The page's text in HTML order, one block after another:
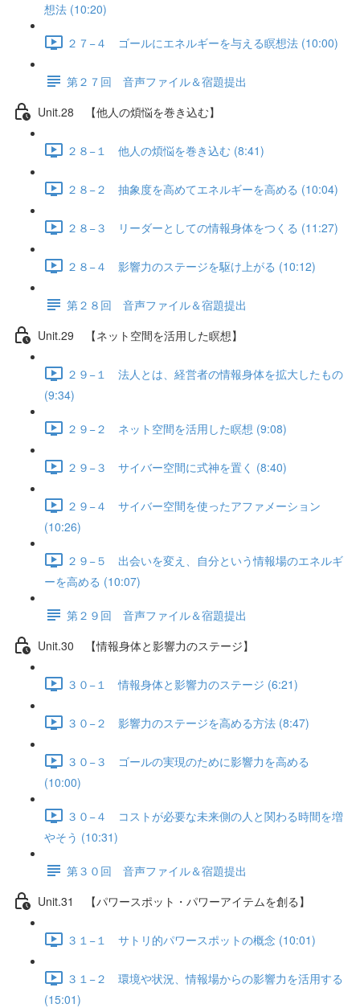
想法 (10:20)
２７−４ ゴールにエネルギーを与える瞑想法 (10:00)
第２７回 音声ファイル＆宿題提出
Unit.28 【他人の煩悩を巻き込む】
２８−１ 他人の煩悩を巻き込む (8:41)
２８−２ 抽象度を高めてエネルギーを高める (10:04)
２８−３ リーダーとしての情報身体をつくる (11:27)
２８−４ 影響力のステージを駆け上がる (10:12)
第２８回 音声ファイル＆宿題提出
Unit.29 【ネット空間を活用した瞑想】
２９−１ 法人とは、経営者の情報身体を拡大したもの
(9:34)
２９−２ ネット空間を活用した瞑想 (9:08)
２９−３ サイバー空間に式神を置く (8:40)
２９−４ サイバー空間を使ったアファメーション
(10:26)
２９−５ 出会いを変え、自分という情報場のエネルギ
ーを高める (10:07)
第２９回 音声ファイル＆宿題提出
Unit.30 【情報身体と影響力のステージ】
３０−１ 情報身体と影響力のステージ (6:21)
３０−２ 影響力のステージを高める方法 (8:47)
３０−３ ゴールの実現のために影響力を高める
(10:00)
３０−４ コストが必要な未来側の人と関わる時間を増
やそう (10:31)
第３０回 音声ファイル＆宿題提出
Unit.31 【パワースポット・パワーアイテムを創る】
３１−１ サトリ的パワースポットの概念 (10:01)
３１−２ 環境や状況、情報場からの影響力を活用する
(15:01)